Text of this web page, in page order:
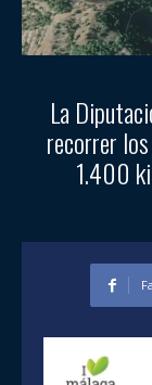
La
recorrer
1.400